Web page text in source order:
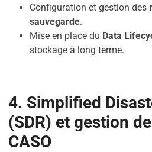
Configuration et gestion des
sauvegarde.
Mise en place du Data
stockage à long terme.
4. Simplified
(SDR) et gestion
CASO